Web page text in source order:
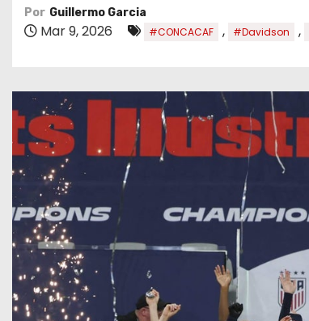
Por Guillermo Garcia
Mar 9, 2026 #CONCACAF , #Davidson ,